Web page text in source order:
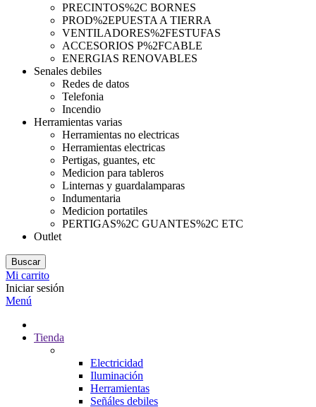
PRECINTOS%2C BORNES
PROD%2EPUESTA A TIERRA
VENTILADORES%2FESTUFAS
ACCESORIOS P%2FCABLE
ENERGIAS RENOVABLES
Senales debiles
Redes de datos
Telefonia
Incendio
Herramientas varias
Herramientas no electricas
Herramientas electricas
Pertigas, guantes, etc
Medicion para tableros
Linternas y guardalamparas
Indumentaria
Medicion portatiles
PERTIGAS%2C GUANTES%2C ETC
Outlet
Buscar
Mi carrito
Iniciar sesión
Menú
Tienda
Electricidad
Iluminación
Herramientas
Señáles debiles